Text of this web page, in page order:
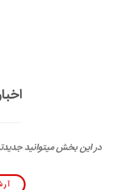
در این بخش میتوانید